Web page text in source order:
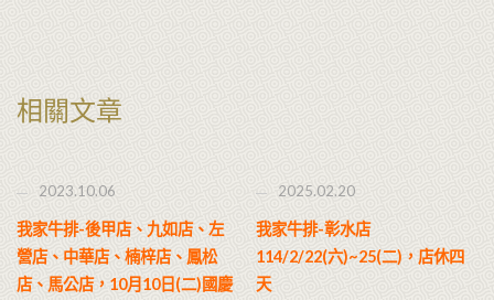
相關文章
2023.10.06
我家牛排-後甲店、九如店、左
營店、中華店、楠梓店、鳳松
店、馬公店，10月10日(二)國慶
2025.02.20
我家牛排-彰水店
114/2/22(六)~25(二)，店休四
天